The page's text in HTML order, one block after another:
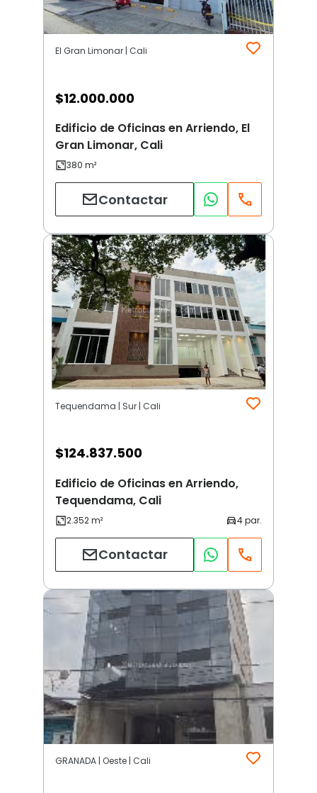
El Gran Limonar | Cali
$12.000.000
Edificio de Oficinas en Arriendo, El
Gran Limonar, Cali
Contactar
Tequendama | Sur | Cali
$124.837.500
Edificio de Oficinas en Arriendo,
Tequendama, Cali
Contactar
GRANADA | Oeste | Cali